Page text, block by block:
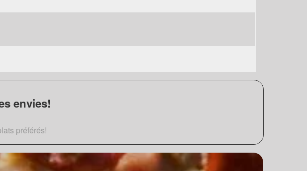
envies!
préférés!